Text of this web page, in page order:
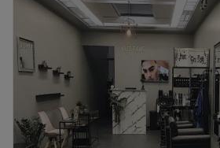
Donnerstag
Freitag
Samstag
Sonntag
Einmal hier gewesen, willst du nie
an deine Haare lassen - Sei Schön
deiner Reise auf der Suche nach